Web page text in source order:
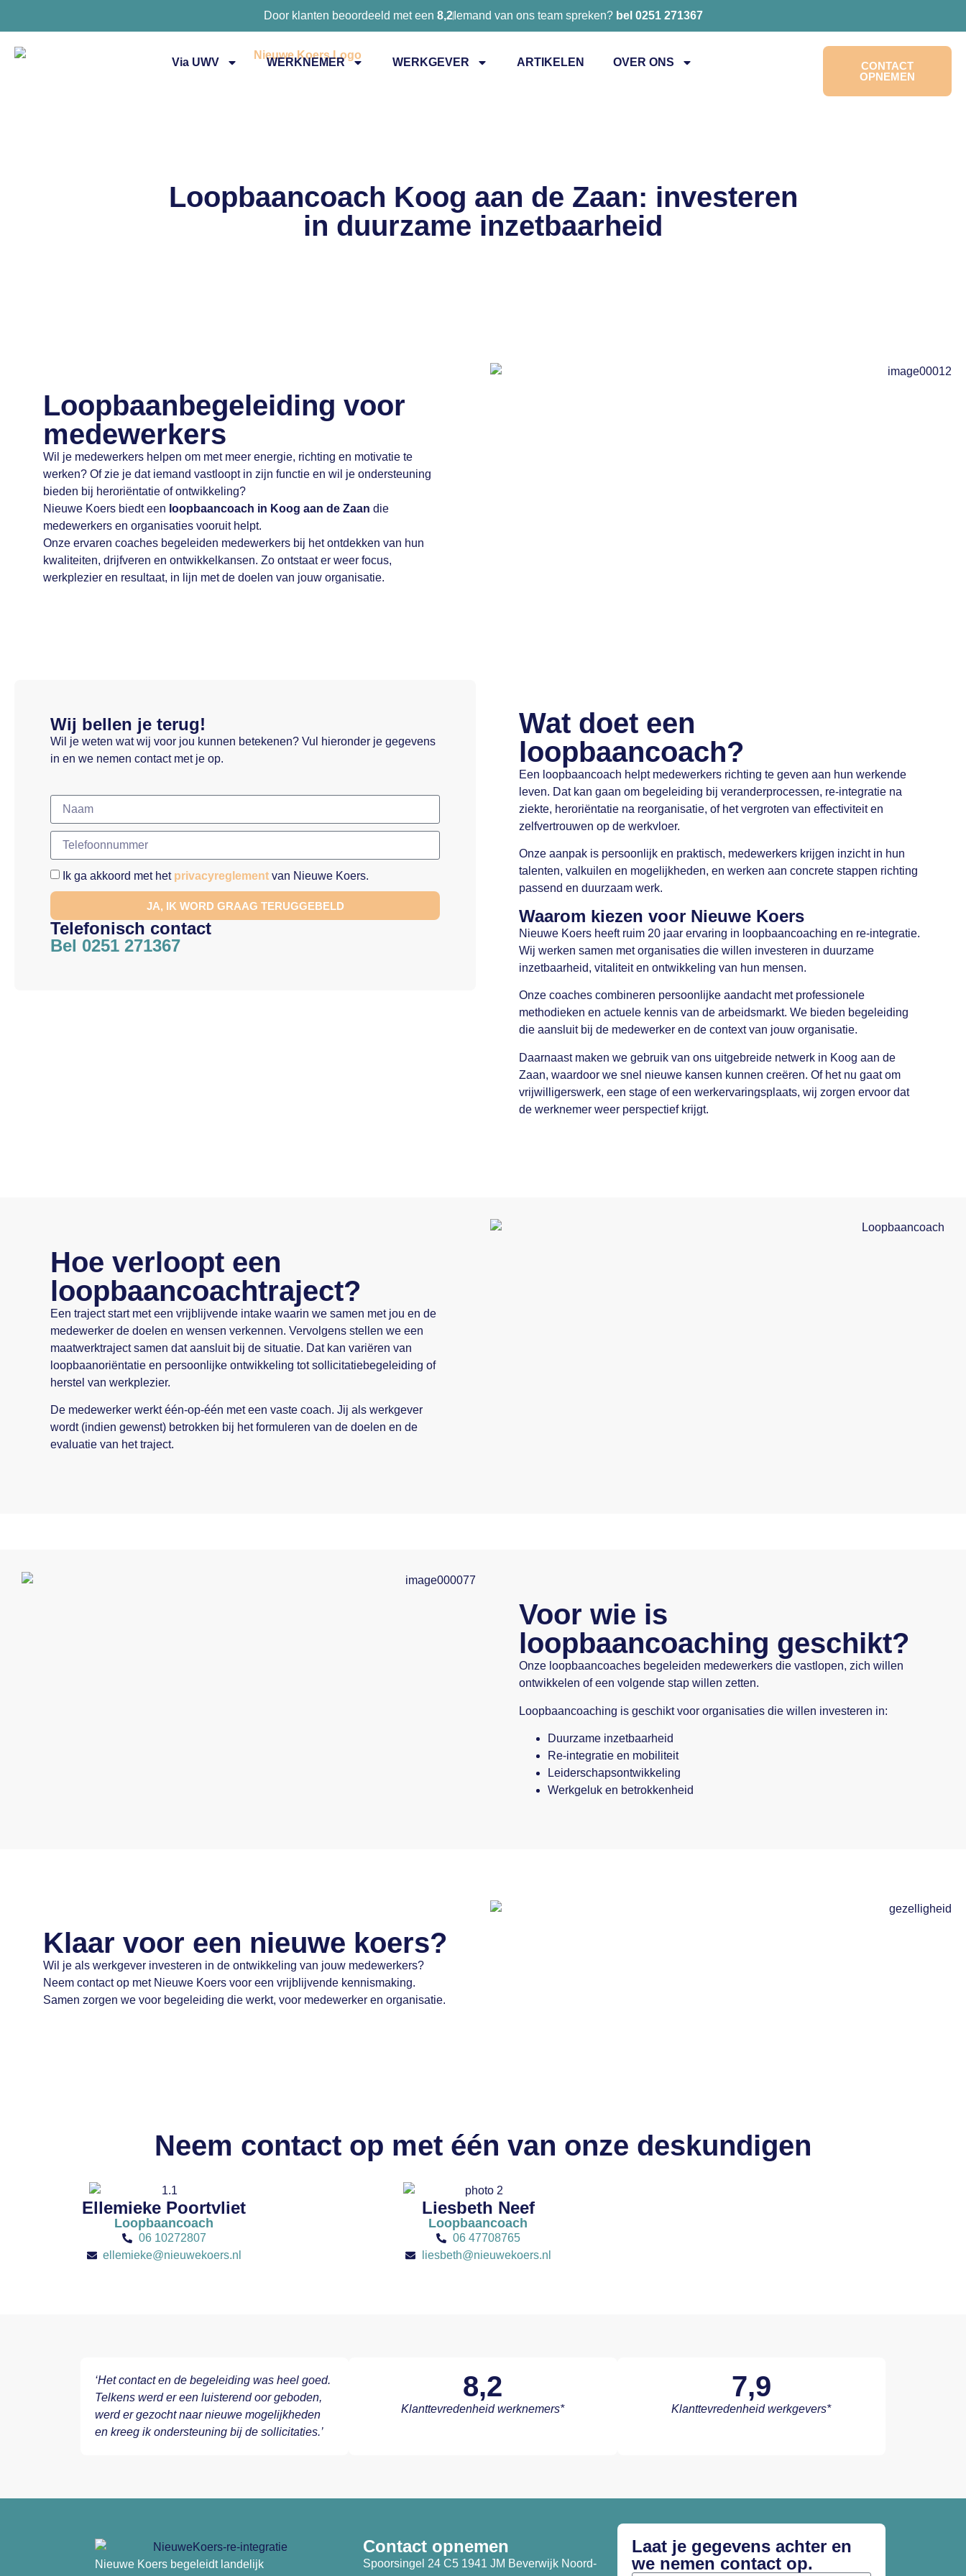
Door klanten beoordeeld met een 8,2Iemand van ons team spreken? bel 0251 271367
Via UWV WERKNEMER WERKGEVER ARTIKELEN OVER ONS
CONTACT
OPNEMEN
Loopbaancoach Koog aan de Zaan: investeren
in duurzame inzetbaarheid
Loopbaanbegeleiding voor
medewerkers
Wil je medewerkers helpen om met meer energie, richting en motivatie te
werken? Of zie je dat iemand vastloopt in zijn functie en wil je ondersteuning
bieden bij heroriëntatie of ontwikkeling?
Nieuwe Koers biedt een loopbaancoach in Koog aan de Zaan die
medewerkers en organisaties vooruit helpt.
Onze ervaren coaches begeleiden medewerkers bij het ontdekken van hun
kwaliteiten, drijfveren en ontwikkelkansen. Zo ontstaat er weer focus,
werkplezier en resultaat, in lijn met de doelen van jouw organisatie.
Wat doet een
loopbaancoach?
Een loopbaancoach helpt medewerkers richting te geven aan hun werkende
leven. Dat kan gaan om begeleiding bij veranderprocessen, re-integratie na
ziekte, heroriëntatie na reorganisatie, of het vergroten van effectiviteit en
zelfvertrouwen op de werkvloer.
Onze aanpak is persoonlijk en praktisch, medewerkers krijgen inzicht in hun
talenten, valkuilen en mogelijkheden, en werken aan concrete stappen richting
passend en duurzaam werk.
Waarom kiezen voor Nieuwe Koers
Nieuwe Koers heeft ruim 20 jaar ervaring in loopbaancoaching en re-integratie.
Wij werken samen met organisaties die willen investeren in duurzame
inzetbaarheid, vitaliteit en ontwikkeling van hun mensen.
Onze coaches combineren persoonlijke aandacht met professionele
methodieken en actuele kennis van de arbeidsmarkt. We bieden begeleiding
die aansluit bij de medewerker en de context van jouw organisatie.
Daarnaast maken we gebruik van ons uitgebreide netwerk in Koog aan de
Zaan, waardoor we snel nieuwe kansen kunnen creëren. Of het nu gaat om
vrijwilligerswerk, een stage of een werkervaringsplaats, wij zorgen ervoor dat
de werknemer weer perspectief krijgt.
Wij bellen je terug!
Wil je weten wat wij voor jou kunnen betekenen? Vul hieronder je gegevens
in en we nemen contact met je op.
Ik ga akkoord met het privacyreglement van Nieuwe Koers.
JA, IK WORD GRAAG TERUGGEBELD
Telefonisch contact
Bel 0251 271367
Hoe verloopt een
loopbaancoachtraject?
Een traject start met een vrijblijvende intake waarin we samen met jou en de
medewerker de doelen en wensen verkennen. Vervolgens stellen we een
maatwerktraject samen dat aansluit bij de situatie. Dat kan variëren van
loopbaanoriëntatie en persoonlijke ontwikkeling tot sollicitatiebegeleiding of
herstel van werkplezier.
De medewerker werkt één-op-één met een vaste coach. Jij als werkgever
wordt (indien gewenst) betrokken bij het formuleren van de doelen en de
evaluatie van het traject.
Voor wie is
loopbaancoaching geschikt?
Onze loopbaancoaches begeleiden medewerkers die vastlopen, zich willen
ontwikkelen of een volgende stap willen zetten.
Loopbaancoaching is geschikt voor organisaties die willen investeren in:
Duurzame inzetbaarheid
Re-integratie en mobiliteit
Leiderschapsontwikkeling
Werkgeluk en betrokkenheid
Klaar voor een nieuwe koers?
Wil je als werkgever investeren in de ontwikkeling van jouw medewerkers?
Neem contact op met Nieuwe Koers voor een vrijblijvende kennismaking.
Samen zorgen we voor begeleiding die werkt, voor medewerker en organisatie.
Neem contact op met één van onze deskundigen
Ellemieke Poortvliet
Loopbaancoach
06 10272807
ellemieke@nieuwekoers.nl
Liesbeth Neef
Loopbaancoach
06 47708765
liesbeth@nieuwekoers.nl
‘Het contact en de begeleiding was heel goed.
Telkens werd er een luisterend oor geboden,
werd er gezocht naar nieuwe mogelijkheden
en kreeg ik ondersteuning bij de sollicitaties.’
8,2
Klanttevredenheid werknemers*
7,9
Klanttevredenheid werkgevers*
Nieuwe Koers begeleidt landelijk
Contact opnemen
Spoorsingel 24 C5 1941 JM Beverwijk Noord-
Laat je gegevens achter en
we nemen contact op.